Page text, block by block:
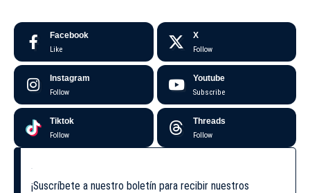
Facebook
Like
X
Follow
Instagram
Follow
Youtube
Subscribe
Tiktok
Follow
Threads
Follow
¡Suscríbete a nuestro boletín para recibir nuestros